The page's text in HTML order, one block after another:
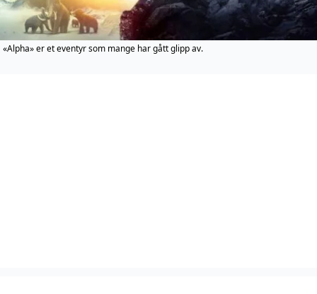
«Alpha» er et eventyr som mange har gått glipp av.